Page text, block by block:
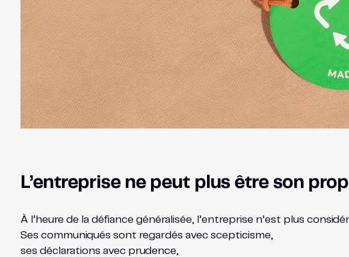
L’entreprise ne peut plus être son
À l’heure de la défiance généralisée, l’entreprise n’est plus
Ses communiqués sont regardés avec scepticisme,
ses déclarations avec prudence,